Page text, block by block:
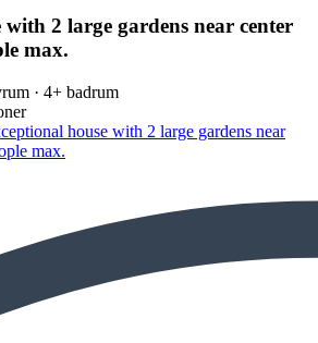
2 large gardens near center
max.
· 4+ badrum
house with 2 large gardens near
max.